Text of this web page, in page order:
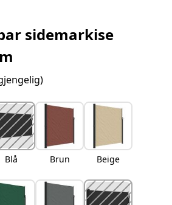
sidemarkise
Blå Brun Beige